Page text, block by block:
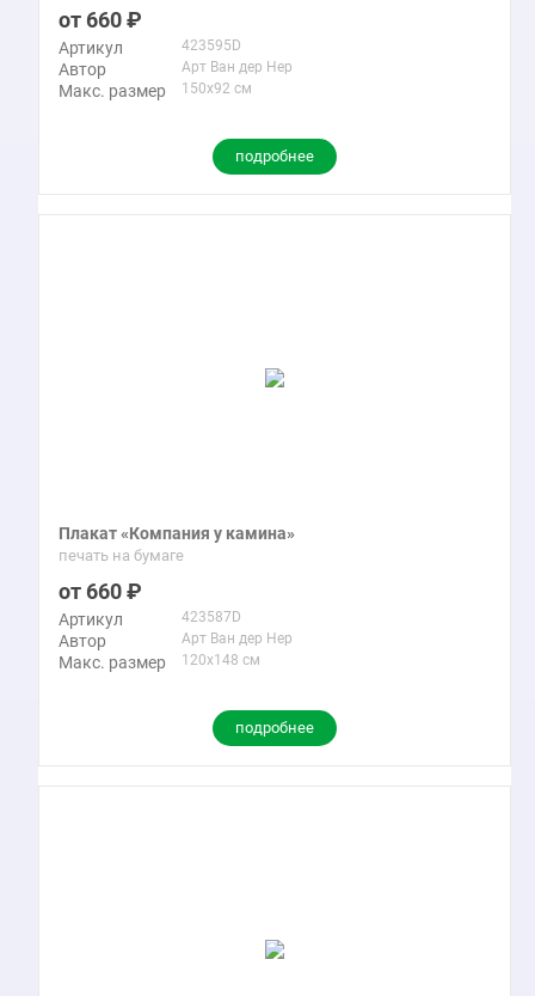
660
Артикул 423595D
Автор Арт Ван дер Нер
Макс. размер 150x92 см
подробнее
Плакат «Компания у камина»
печать на бумаге
660
Артикул 423587D
Автор Арт Ван дер Нер
Макс. размер 120x148 см
подробнее